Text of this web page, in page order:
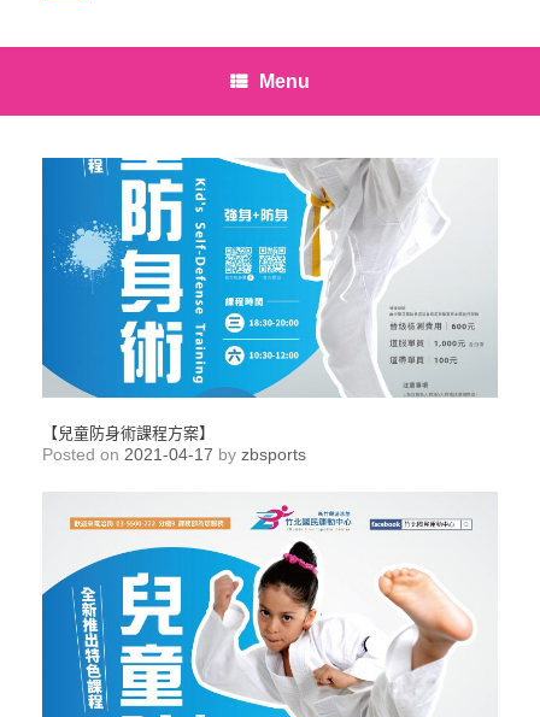
Menu
【兒童防身術課程方案】
Posted on 2021-04-17 by zbsports